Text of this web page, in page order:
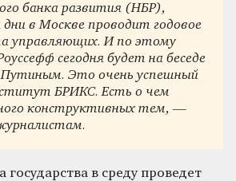
банка развития (НБР),
в Москве проводит годовое
управляющих. И по этому
сегодня будет на беседе
Путиным. Это очень успешный
БРИКС. Есть о чем
конструктивных тем, —
государства в среду проведет